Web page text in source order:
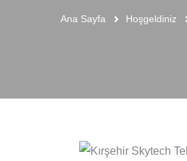
Ana Sayfa Hoşgeldiniz